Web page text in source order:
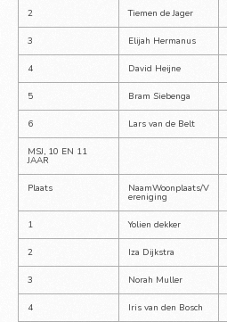
2 Tiemen de Jager
3 Elijah Hermanus
4 David Heijne
5 Bram Siebenga
6 Lars van de Belt
MSJ, 10 EN 11
JAAR
Plaats NaamWoonplaats/V
ereniging
1 Yolien dekker
2 Iza Dijkstra
3 Norah Muller
4 Iris van den Bosch